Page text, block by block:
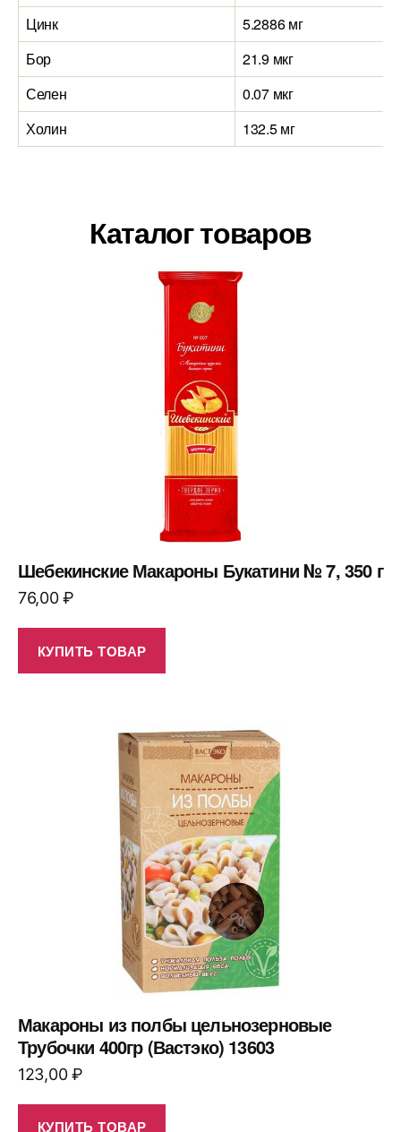
Цинк
5.2886 мг
Бор
21.9 мкг
Селен
0.07 мкг
Холин
132.5 мг
Каталог товаров
Шебекинские Макароны Букатини № 7, 350 г
76,00₽
КУПИТЬ ТОВАР
Макароны из полбы цельнозерновые
Трубочки 400гр (Вастэко) 13603
123,00₽
КУПИТЬ ТОВАР